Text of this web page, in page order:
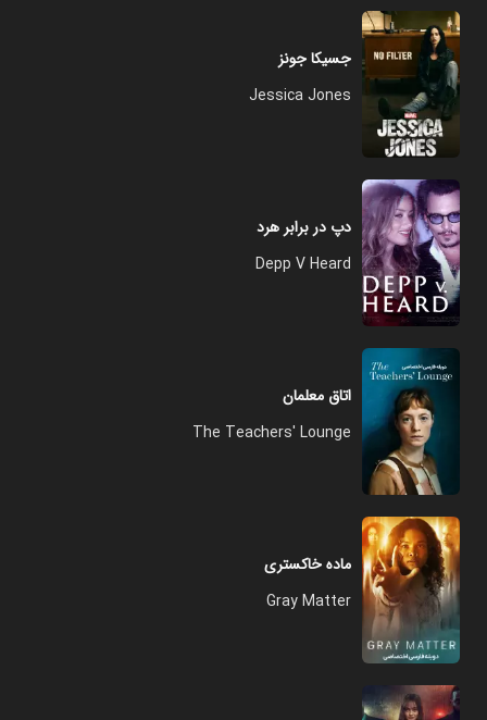
جسیکا جونز
Jessica Jones
دپ در برابر هرد
Depp V Heard
اتاق معلمان
The Teachers' Lounge
ماده خاکستری
Gray Matter